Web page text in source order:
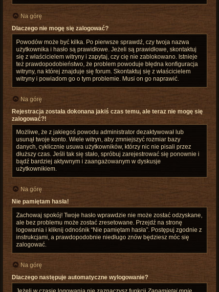
Na górę
Dlaczego nie mogę się zalogować?
Powodów może być kilka. Po pierwsze sprawdź, czy twoja nazwa
użytkownika i hasło są prawidłowe. Jeżeli są prawidłowe, skontaktuj
się z właścicielem witryny i zapytaj, czy cię nie zablokowano. Istnieje
też prawdopodobieństwo, że problem powoduje błędna konfiguracja
witryny, na której znajduje się forum. Skontaktuj się z właścicielem
witryny i powiadom go o tym problemie. Musi on go naprawić.
Na górę
Rejestracja została dokonana jakiś czas temu, ale teraz nie mogę się
zalogować?!
Możliwe, że z jakiegoś powodu administrator dezaktywował lub
usunął twoje konto. Wiele witryn, aby zmniejszyć rozmiar bazy
danych, cyklicznie usuwa użytkowników, którzy nic nie pisali przez
dłuższy czas. Jeśli tak się stało, spróbuj zarejestrować się ponownie i
bądź bardziej aktywnym i zaangażowanym w dyskusje
użytkownikiem.
Na górę
Nie pamiętam hasła!
Zachowaj spokój! Twoje hasło wprawdzie nie może zostać odzyskane,
ale bez problemu może zostać zresetowane. Przejdź na stronę
logowania i kliknij odnośnik “Nie pamiętam hasła”. Postępuj zgodnie z
instrukcjami, a prawdopodobnie niedługo znów będziesz móc się
zalogować.
Na górę
Dlaczego następuje automatyczne wylogowanie?